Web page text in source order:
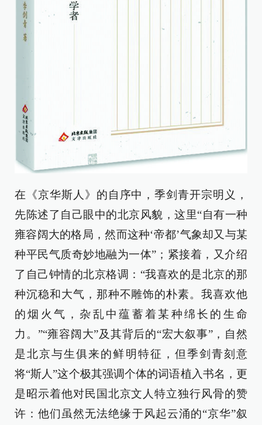
在《京华斯人》的自序中，季剑青开宗明义，
先陈述了自己眼中的北京风貌，这里“自有一种
雍容阔大的格局，然而这种‘帝都’气象却又与某
种平民气质奇妙地融为一体”；紧接着，又介绍
了自己钟情的北京格调：“我喜欢的是北京的那
种沉稳和大气，那种不雕饰的朴素。我喜欢他
的烟火气，杂乱中蕴蓄着某种绵长的生命
力。”“雍容阔大”及其背后的“宏大叙事”，自然
是北京与生俱来的鲜明特征，但季剑青刻意
将“斯人”这个极其强调个体的词语植入书名，更
是昭示着他对民国北京文人特立独行风骨的赞
许：他们虽然无法绝缘于风起云涌的“京华”叙